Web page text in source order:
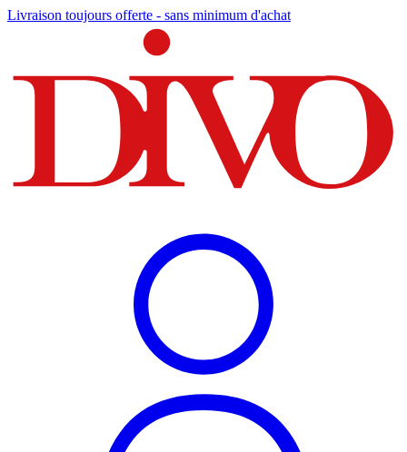
Livraison toujours offerte - sans minimum d'achat